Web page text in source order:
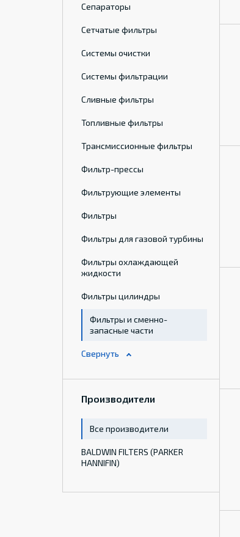
Сепараторы
Сетчатые фильтры
Системы очистки
Системы фильтрации
Сливные фильтры
Топливные фильтры
Трансмиссионные фильтры
Фильтр-прессы
Фильтрующие элементы
Фильтры
Фильтры для газовой турбины
Фильтры охлаждающей
жидкости
Фильтры цилиндры
Фильтры и сменно-
запасные части
Производители
Все производители
BALDWIN FILTERS (PARKER
HANNIFIN)